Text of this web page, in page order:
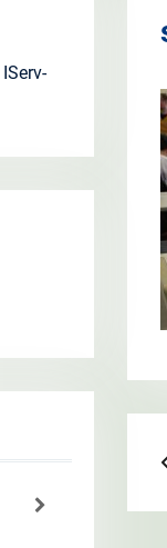
IServ-